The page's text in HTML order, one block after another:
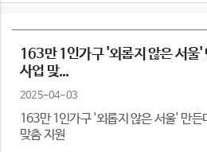
163만 1인가구 '외롭지 않은 서
사업 맞...
2025-04-03
163만 1인가구 '외롭지 않은 서울' 만
맞춤 지원